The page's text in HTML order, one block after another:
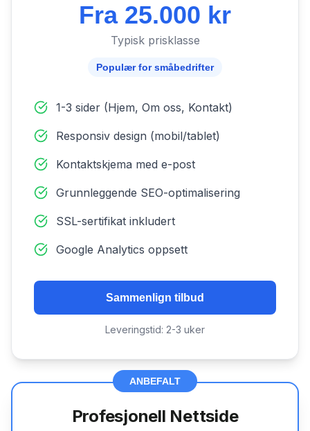
Fra 25.000 kr
Typisk prisklasse
Populær for småbedrifter
1-3 sider (Hjem, Om oss, Kontakt)
Responsiv design (mobil/tablet)
Kontaktskjema med e-post
Grunnleggende SEO-optimalisering
SSL-sertifikat inkludert
Google Analytics oppsett
Sammenlign tilbud
Leveringstid: 2-3 uker
ANBEFALT
Profesjonell Nettside